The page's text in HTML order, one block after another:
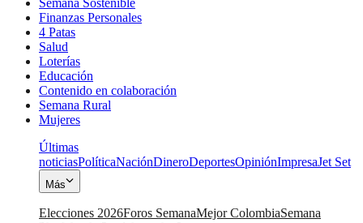
Finanzas Personales
4 Patas
Salud
Loterías
Educación
Contenido en colaboración
Semana Rural
Mujeres
Últimas
noticiasPolíticaNaciónDineroDeportesOpiniónImpresaJet Set
Más
Elecciones 2026Foros SemanaMejor ColombiaSemana